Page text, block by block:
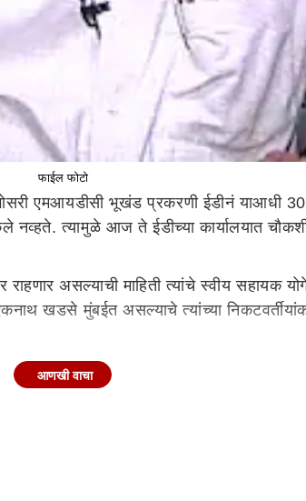
फाईल फोटो
एमआयडीसी भूखंड प्रकरणी ईडीनं याआधी 30
त्यामुळे आज ते ईडीच्या कार्यालयात
असल्याची माहिती त्यांचे स्वीय सहायक
खडसे मुंबईत असल्याचे त्यांच्या
नेते एकनाथ खडसे (Eknath Khadse) यांना
व्यवहार (Bhosari MIDC land
आणखी वाचा